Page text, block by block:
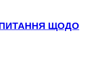
ЩОДО